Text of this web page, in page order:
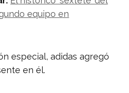
equipo en
especial, adidas agregó
en él.